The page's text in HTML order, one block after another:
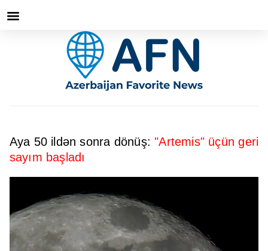
Aya 50 ildən sonra dönüş:"Artemis" üçün geri
sayım başladı